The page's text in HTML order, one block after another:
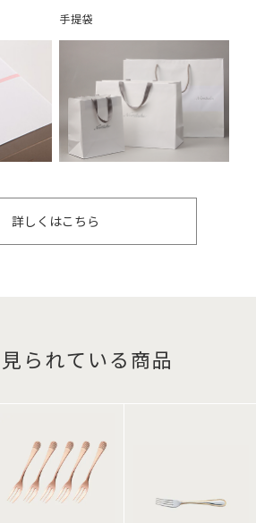
手提袋
詳しくはこちら
られている商品